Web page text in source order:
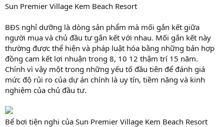
Sun Premier Village Kem Beach Resort
BĐS nghỉ dưỡng là dòng sản phẩm mà mối gắn kết giữa
người mua và chủ đầu tư gắn kết với nhau. Mối gắn kết này
thường được thể hiện và pháp luật hóa bằng những bản hợp
đồng cam kết lợi nhuận trong 8, 10 12 thậm trí 15 năm.
Chính vì vậy một trong những yếu tố đầu tiên để đánh giá
mức độ rủi ro của dự án chính là uy tín, tiềm năng và kinh
nghiệm của chủ đầu tư.
Bể bơi tiện nghi của Sun Premier Village Kem Beach Resort